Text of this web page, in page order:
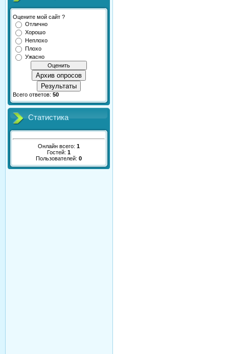
Оцените мой сайт ?
Отлично
Хорошо
Неплохо
Плохо
Ужасно
Архив опросов
Результаты
Всего ответов: 50
Статистика
Онлайн всего: 1
Гостей: 1
Пользователей: 0